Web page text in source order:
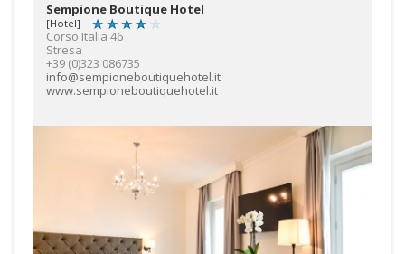
Sempione Boutique Hotel
[Hotel]
Corso Italia 46
Stresa
+39 (0)323 086735
info@sempioneboutiquehotel.it
www.sempioneboutiquehotel.it